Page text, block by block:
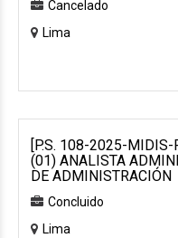
Cancelado
Lima
[P.S. 108-2025-
(01) ANALISTA
DE ADMINISTRACIÓN
Concluido
Lima